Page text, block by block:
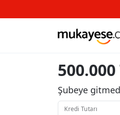
Şubeye
Kredi Tutarı